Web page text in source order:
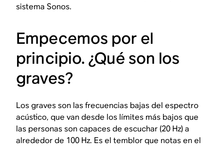
sistema Sonos.
Empecemos por el
principio. ¿Qué son los
graves?
Los graves son las frecuencias bajas del espectro
acústico, que van desde los límites más bajos que
las personas son capaces de escuchar (20 Hz) a
alrededor de 100 Hz. Es el temblor que notas en el